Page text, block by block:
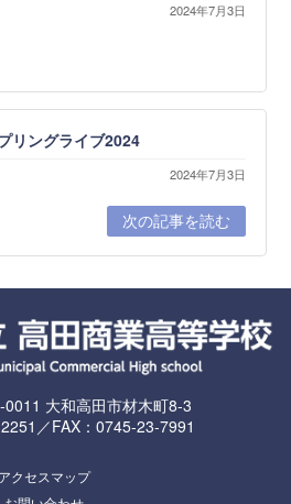
2024年7月3日
リングライブ2024
2024年7月3日
次の記事を読む
大和高田市材木町8-3
／FAX：0745-23-7991
アクセスマップ